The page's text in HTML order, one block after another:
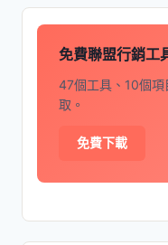
免費聯盟行銷工
47個工具、10個
取。
免費下載